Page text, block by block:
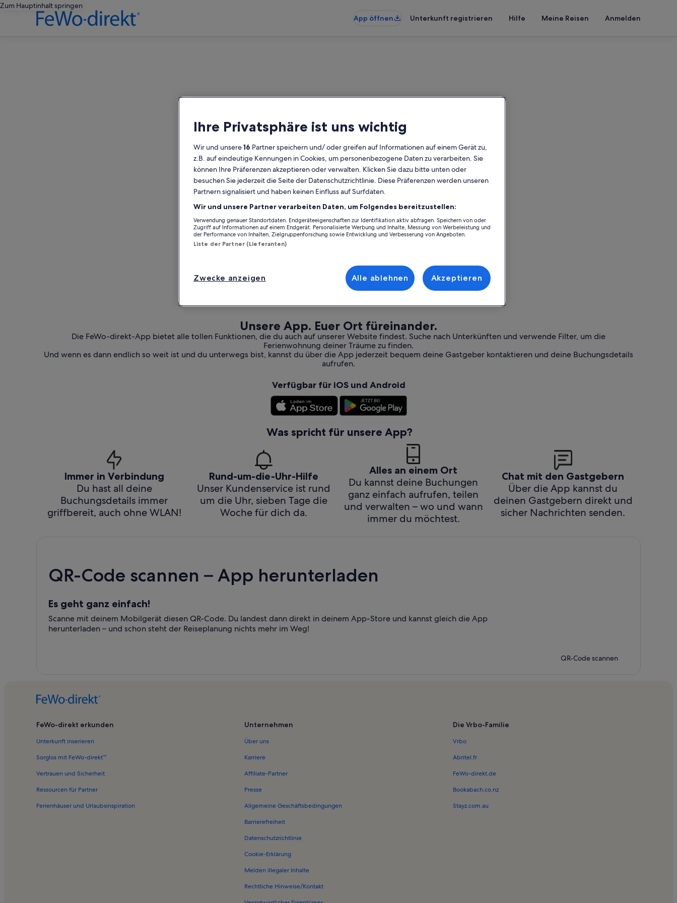
Zum Hauptinhalt springen
App öffnen
Unterkunft registrieren Hilfe Meine Reisen Anmelden
Unsere App. Euer Ort füreinander.
Die FeWo-direkt-App bietet alle tollen Funktionen, die du auch auf unserer Website findest. Suche nach Unterkünften und verwende Filter, um die
Ferienwohnung deiner Träume zu finden.
Und wenn es dann endlich so weit ist und du unterwegs bist, kannst du über die App jederzeit bequem deine Gastgeber kontaktieren und deine Buchungsdetails
aufrufen.
Verfügbar für iOS und Android
Was spricht für unsere App?
Immer in Verbindung
Du hast all deine
Buchungsdetails immer
griffbereit, auch ohne WLAN!
Rund-um-die-Uhr-Hilfe
Unser Kundenservice ist rund
um die Uhr, sieben Tage die
Woche für dich da.
Alles an einem Ort
Du kannst deine Buchungen
ganz einfach aufrufen, teilen
und verwalten – wo und wann
immer du möchtest.
Chat mit den Gastgebern
Über die App kannst du
deinen Gastgebern direkt und
sicher Nachrichten senden.
QR-Code scannen – App herunterladen
Es geht ganz einfach!
Scanne mit deinem Mobilgerät diesen QR-Code. Du landest dann direkt in deinem App-Store und kannst gleich die App
herunterladen – und schon steht der Reiseplanung nichts mehr im Weg!
QR-Code scannen
FeWo-direkt erkunden
Unterkunft inserieren
Sorglos mit FeWo-direkt™
Vertrauen und Sicherheit
Ressourcen für Partner
Ferienhäuser und Urlaubsinspiration
Unternehmen
Über uns
Karriere
Affiliate-Partner
Presse
Allgemeine Geschäftsbedingungen
Barrierefreiheit
Datenschutzrichtlinie
Cookie-Erklärung
Melden illegaler Inhalte
Rechtliche Hinweise/Kontakt
Die Vrbo-Familie
Vrbo
Abritel.fr
FeWo-direkt.de
Bookabach.co.nz
Stayz.com.au
Ihre Privatsphäre ist uns wichtig
Wir und unsere16 Partner speichern und/ oder greifen auf Informationen auf einem Gerät zu,
z.B. auf eindeutige Kennungen in Cookies, um personenbezogene Daten zu verarbeiten. Sie
können Ihre Präferenzen akzeptieren oder verwalten. Klicken Sie dazu bitte unten oder
besuchen Sie jederzeit die Seite der Datenschutzrichtlinie. Diese Präferenzen werden unseren
Partnern signalisiert und haben keinen Einfluss auf Surfdaten.
Wir und unsere Partner verarbeiten Daten, um Folgendes bereitzustellen:
Verwendung genauer Standortdaten. Endgeräteeigenschaften zur Identifikation aktiv abfragen. Speichern von oder
Zugriff auf Informationen auf einem Endgerät. Personalisierte Werbung und Inhalte, Messung von Werbeleistung und
der Performance von Inhalten, Zielgruppenforschung sowie Entwicklung und Verbesserung von Angeboten.
Liste der Partner (Lieferanten)
Zwecke anzeigen Alle ablehnen Akzeptieren